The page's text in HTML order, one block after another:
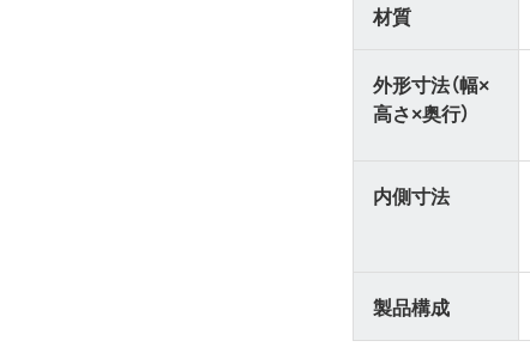
材質
外形寸法（幅×
高さ×奥行）
内側寸法
製品構成